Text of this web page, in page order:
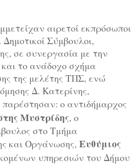
αιρετοί εκπρόσωποι
Σύμβουλοι,
σε συνεργασία με την
το ανάδοχο σχήμα
της μελέτης ΤΠΣ, ενώ
Δ. Κατερίνης,
παρέστησαν: ο αντιδήμαρχος
Μυστρίδης, o
στο Τμήμα
και Οργάνωσης, Ευθύμιος
υπηρεσιών του Δήμου